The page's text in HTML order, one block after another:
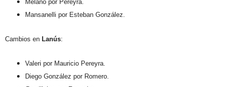
Melano por Pereyra.
Mansanelli por Esteban González.
Cambios en Lanús:
Valeri por Mauricio Pereyra.
Diego González por Romero.